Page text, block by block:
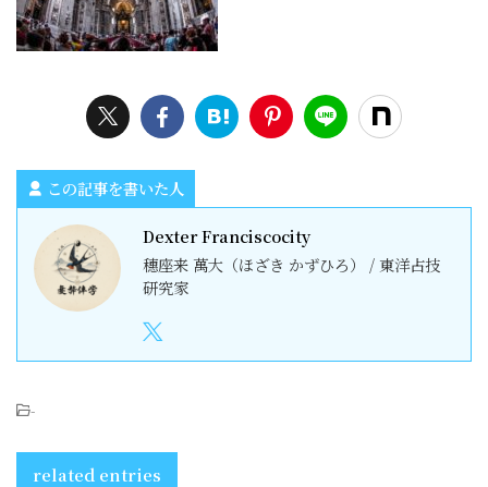
この記事を書いた人
Dexter Franciscocity
穗座来 萬大（ほざき かずひろ） / 東洋占技
研究家
-
related entries